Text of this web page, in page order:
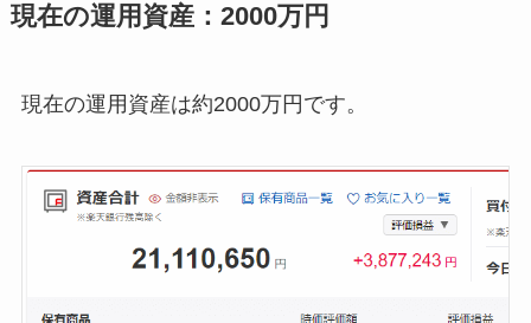
現在の運用資産：2000万円
現在の運用資産は約2000万円です。